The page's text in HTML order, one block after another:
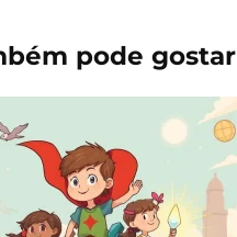
pode gostar